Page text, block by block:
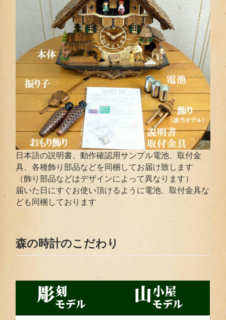
日本語の説明書、動作確認用サンプル電池、取付金
具、各種飾り部品などを同梱してお届け致します
（飾り部品などはデザインによって異なります）
届いた日にすぐお使い頂けるように電池、取付金具な
ども同梱しております
森の時計のこだわり